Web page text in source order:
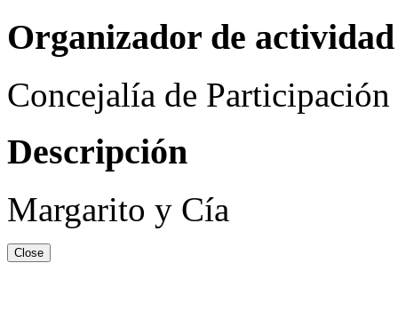
Organizador de actividad
Concejalía de
Descripción
Margarito y Cía
Close